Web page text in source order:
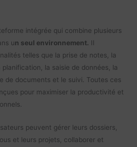
intégrée qui combine plusieurs
un seul environnement. Il
telles que la prise de notes, la
la saisie de données, la
de documents et le suivi. Toutes ces
pour maximiser la productivité et
peuvent gérer leurs dossiers,
et leurs projets, collaborer et